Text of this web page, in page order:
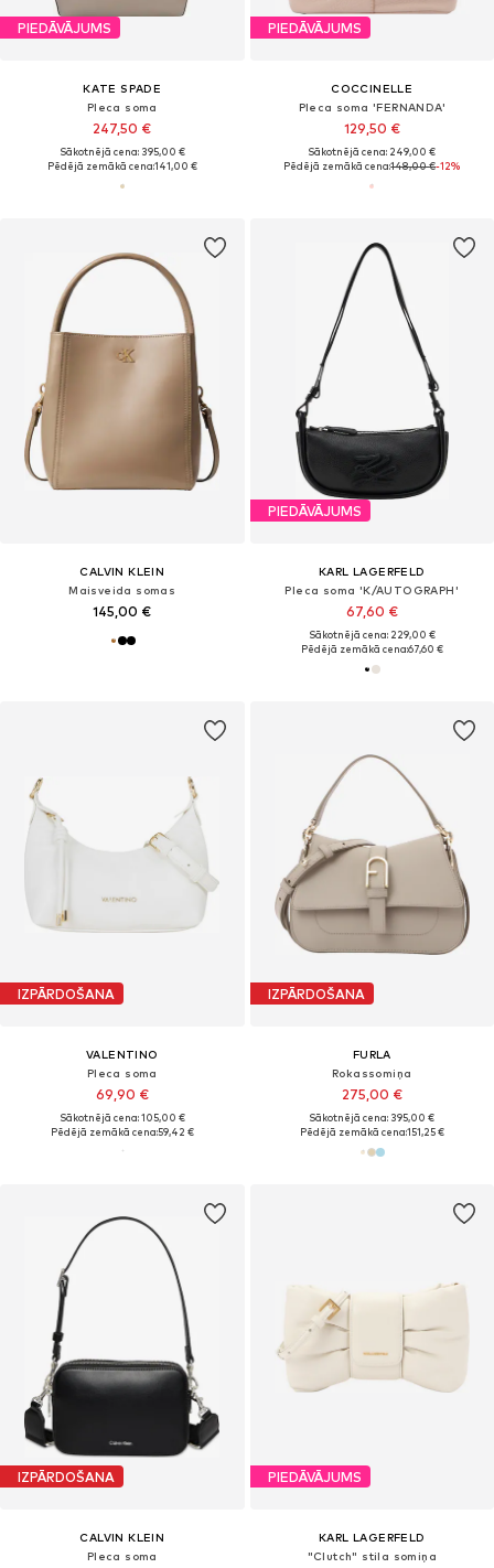
PIEDĀVĀJUMS
KATE SPADE
Pleca soma
247,50 €
Sākotnējā cena: 395,00 €
Pēdējā zemākā cena:141,00 €
PIEDĀVĀJUMS
COCCINELLE
Pleca soma 'FERNANDA'
129,50 €
Sākotnējā cena: 249,00 €
Pēdējā zemākā cena:148,00 €-12%
CALVIN KLEIN
Maisveida somas
145,00 €
PIEDĀVĀJUMS
KARL LAGERFELD
Pleca soma 'K/AUTOGRAPH'
67,60 €
Sākotnējā cena: 229,00 €
Pēdējā zemākā cena:67,60 €
IZPĀRDOŠANA
VALENTINO
Pleca soma
69,90 €
Sākotnējā cena: 105,00 €
Pēdējā zemākā cena:59,42 €
IZPĀRDOŠANA
FURLA
Rokassomiņa
275,00 €
Sākotnējā cena: 395,00 €
Pēdējā zemākā cena:151,25 €
IZPĀRDOŠANA
CALVIN KLEIN
Pleca soma
PIEDĀVĀJUMS
KARL LAGERFELD
"Clutch" stila somiņa